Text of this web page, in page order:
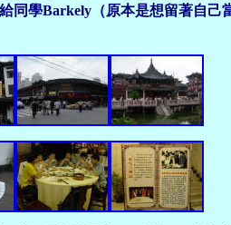
同學Barkely（原本是想留著自己